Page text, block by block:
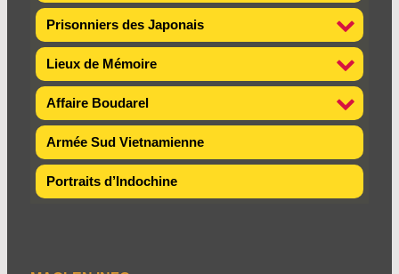
Prisonniers des Japonais
Lieux de Mémoire
Affaire Boudarel
Armée Sud Vietnamienne
Portraits d’Indochine